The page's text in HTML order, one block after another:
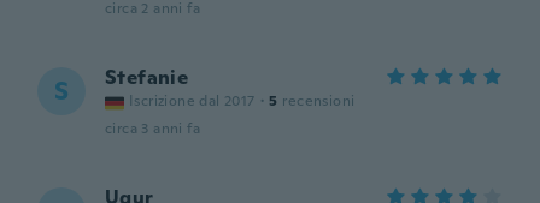
circa 2 anni fa
S Stefanie
Iscrizione dal 2017 · 5 recensioni
circa 3 anni fa
Ugur